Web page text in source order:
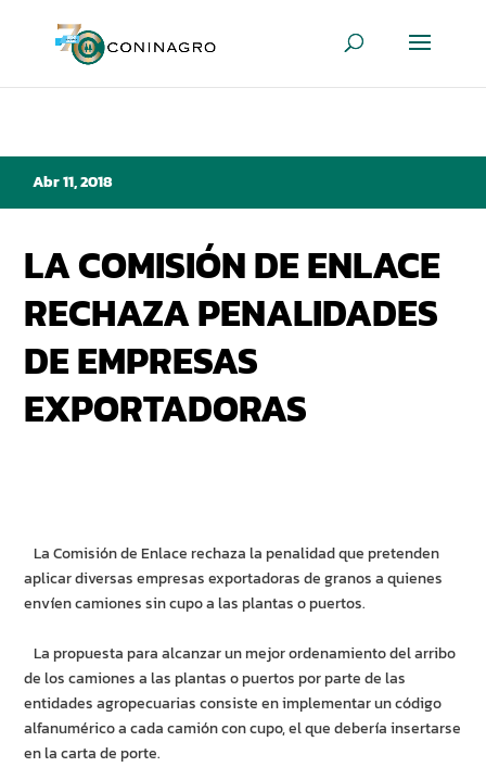
Abr 11, 2018
LA COMISIÓN DE ENLACE
RECHAZA PENALIDADES
DE EMPRESAS
EXPORTADORAS
La Comisión de Enlace rechaza la penalidad que pretenden
aplicar diversas empresas exportadoras de granos a quienes
envíen camiones sin cupo a las plantas o puertos.
La propuesta para alcanzar un mejor ordenamiento del arribo
de los camiones a las plantas o puertos por parte de las
entidades agropecuarias consiste en implementar un código
alfanumérico a cada camión con cupo, el que debería insertarse
en la carta de porte.